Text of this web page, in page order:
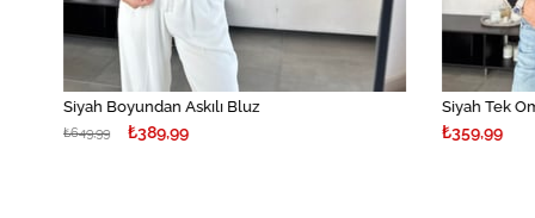
Siyah Boyundan Askılı Bluz
₺389,99
₺649,99
Siyah Tek
₺359,99